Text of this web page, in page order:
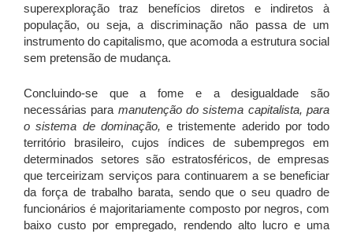
superexploração traz benefícios diretos e indiretos à
população, ou seja, a discriminação não passa de um
instrumento do capitalismo, que acomoda a estrutura social
sem pretensão de mudança.
Concluindo-se que a fome e a desigualdade são
necessárias para manutenção do sistema capitalista, para
o sistema de dominação, e tristemente aderido por todo
território brasileiro, cujos índices de subempregos em
determinados setores são estratosféricos, de empresas
que terceirizam serviços para continuarem a se beneficiar
da força de trabalho barata, sendo que o seu quadro de
funcionários é majoritariamente composto por negros, com
baixo custo por empregado, rendendo alto lucro e uma